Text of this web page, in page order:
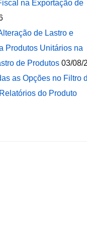
na Exportação de
de Lastro e
Produtos Unitários na
de Produtos 03/08/
as Opções no Filtro
do Produto